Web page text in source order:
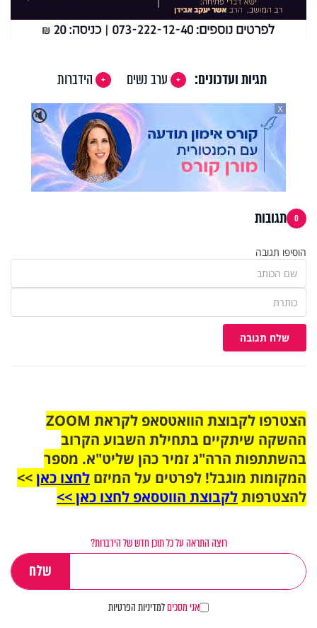
תגיות ועדכונים: ערב נשים
הידברות
🔇
X
0 תגובות
הוסיפו תגובה
שלח תגובה
הצטרפו לקבוצת הוואטסאפ לקראת ZOOM
ההשקה שיתקיים בתחילת השבוע הקרוב
בהשתתפות הרה"ג זמיר כהן שליט"א. מספר
המקומות מוגבל! לפרטים על המיזם לחצו כאן>>
להצטרפותלקבוצת הווטסאפ לחצו כאן >>
רוצה התראה על כל תוכן חדש של הידברות?
אני מסכיםלמדיניות הפרטיות